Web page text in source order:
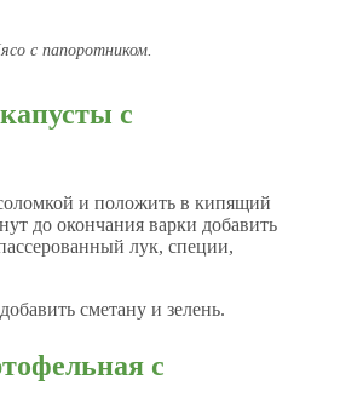
с папоротником.
с
и положить в кипящий
до окончания варки добавить
лук, специи,
сметану и зелень.
с